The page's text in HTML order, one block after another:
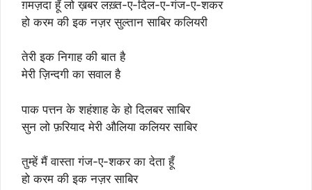
ग़मज़दा हूँ लो ख़बर लख़्त-ए-दिल-ए-गंज-ए-शकर
हो करम की इक नज़र सुल्तान साबिर कलियरी
तेरी इक निगाह की बात है
मेरी ज़िन्दगी का सवाल है
पाक पत्तन के शहंशाह के हो दिलबर साबिर
सुन लो फ़रियाद मेरी औलिया कलियर साबिर
तुम्हें मैं वास्ता गंज-ए-शकर का देता हूँ
हो करम की इक नज़र साबिर